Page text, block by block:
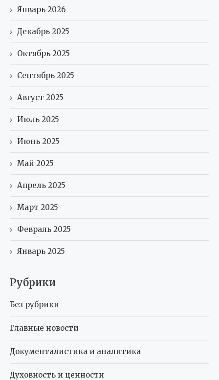
Январь 2026
Декабрь 2025
Октябрь 2025
Сентябрь 2025
Август 2025
Июль 2025
Июнь 2025
Май 2025
Апрель 2025
Март 2025
Февраль 2025
Январь 2025
Рубрики
Без рубрики
Главные новости
Документалистика и аналитика
Духовность и ценности